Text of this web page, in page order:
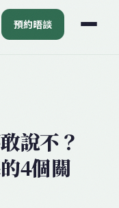
預約晤談
說不？
4個關